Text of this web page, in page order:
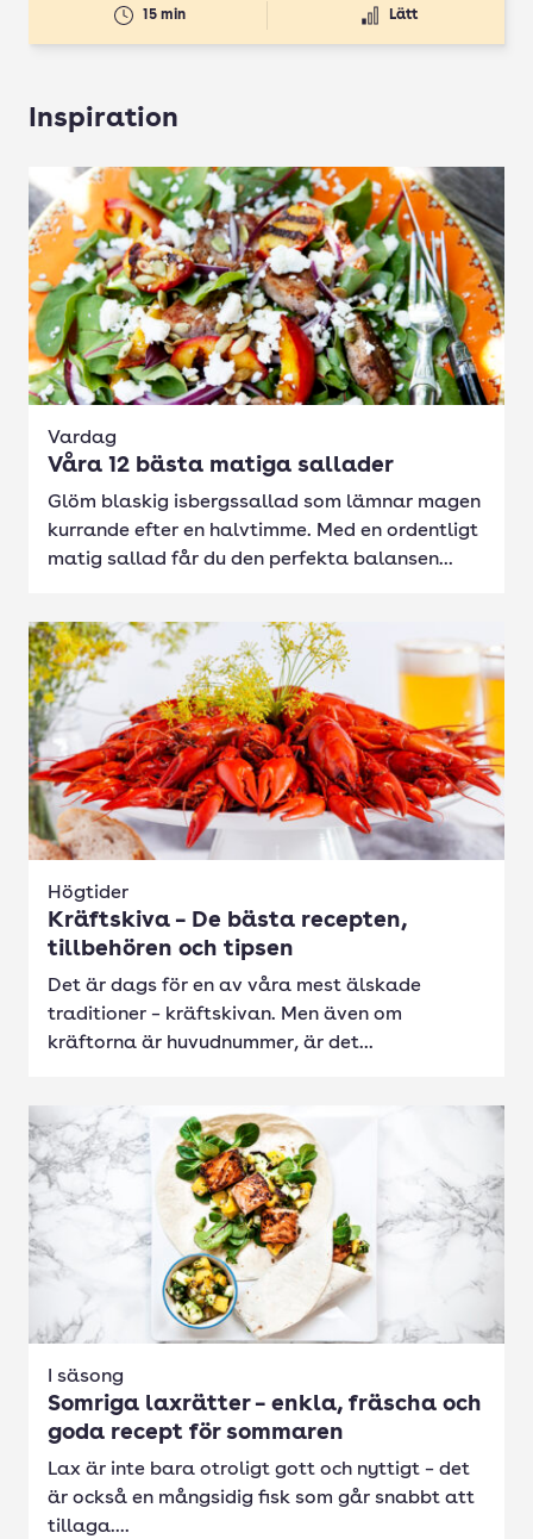
15 min Lätt
Inspiration
Vardag
Våra 12 bästa matiga sallader
Glöm blaskig isbergssallad som lämnar magen
kurrande efter en halvtimme. Med en ordentligt
matig sallad får du den perfekta balansen...
Högtider
Kräftskiva – De bästa recepten,
tillbehören och tipsen
Det är dags för en av våra mest älskade
traditioner – kräftskivan. Men även om
kräftorna är huvudnummer, är det...
I säsong
Somriga laxrätter – enkla, fräscha och
goda recept för sommaren
Lax är inte bara otroligt gott och nyttigt – det
är också en mångsidig fisk som går snabbt att
tillaga....